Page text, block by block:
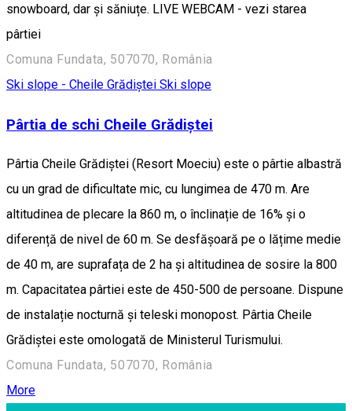
snowboard, dar și săniuțe. LIVE WEBCAM - vezi starea
pârtiei
Comuna Fundata, 507070, România
Ski slope - Cheile Grădiștei Ski slope
Pârtia de schi Cheile Grădiștei
Pârtia Cheile Grădiștei (Resort Moeciu) este o pârtie albastră
cu un grad de dificultate mic, cu lungimea de 470 m. Are
altitudinea de plecare la 860 m, o înclinație de 16% și o
diferență de nivel de 60 m. Se desfășoară pe o lățime medie
de 40 m, are suprafața de 2 ha și altitudinea de sosire la 800
m. Capacitatea pârtiei este de 450-500 de persoane. Dispune
de instalație nocturnă și teleski monopost. Pârtia Cheile
Grădiștei este omologată de Ministerul Turismului.
Comuna Fundata, 507070, România
More